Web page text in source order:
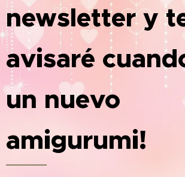
newsletter y
avisaré
un nuevo
amigurumi!